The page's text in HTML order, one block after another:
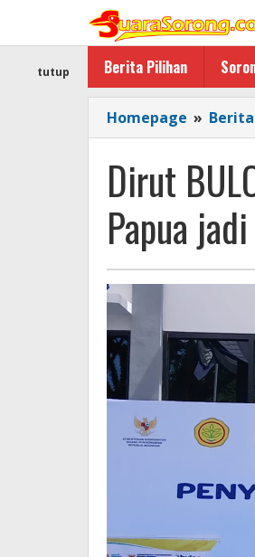
Berita Pilihan
tutup
Homepage »
Dirut
Papua